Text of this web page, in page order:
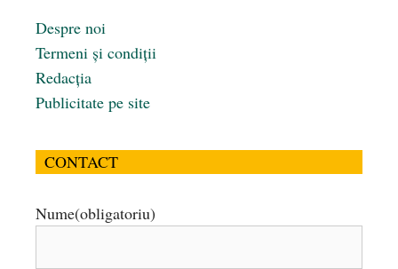
Despre noi
Termeni și condiții
Redacția
Publicitate pe site
CONTACT
Nume(obligatoriu)